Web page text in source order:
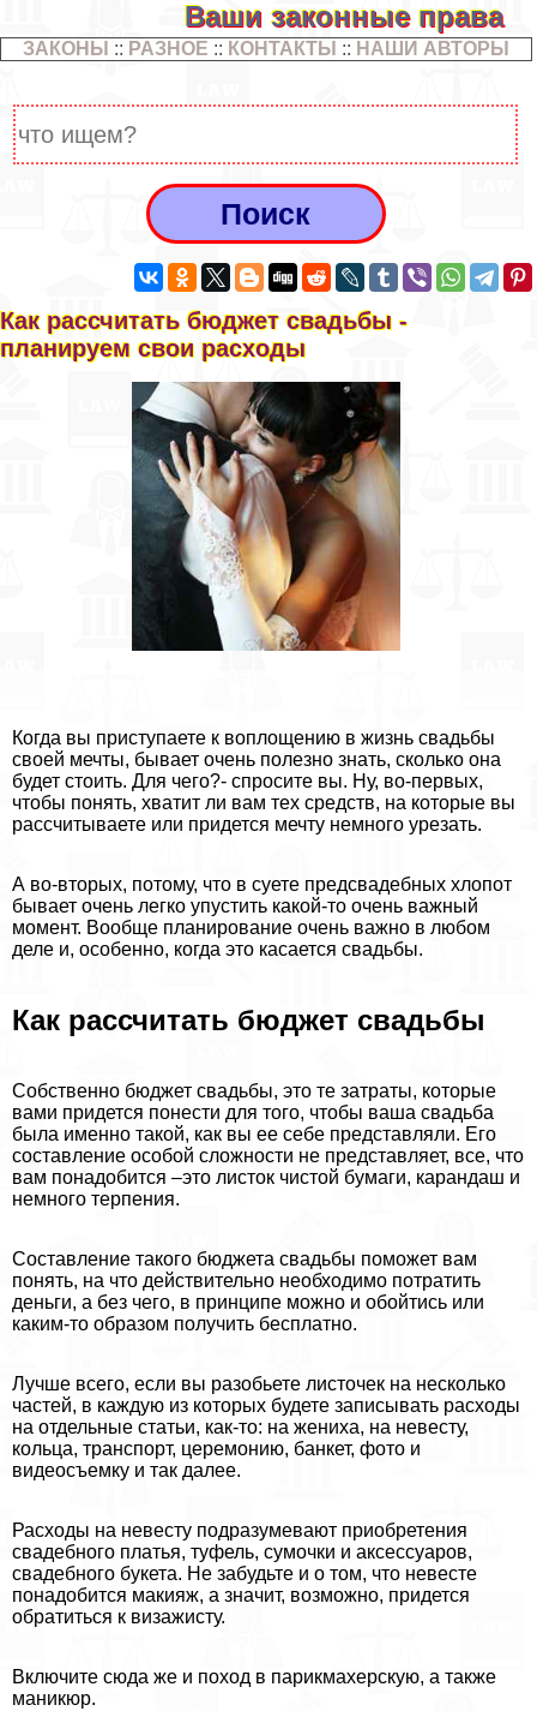
Ваши законные права
ЗАКОНЫ :: РАЗНОЕ :: КОНТАКТЫ :: НАШИ АВТОРЫ
Как рассчитать бюджет свадьбы -
планируем свои расходы
Когда вы приступаете к воплощению в жизнь свадьбы
своей мечты, бывает очень полезно знать, сколько она
будет стоить. Для чего?- спросите вы. Ну, во-первых,
чтобы понять, хватит ли вам тех средств, на которые вы
рассчитываете или придется мечту немного урезать.
А во-вторых, потому, что в суете предсвадебных хлопот
бывает очень легко упустить какой-то очень важный
момент. Вообще планирование очень важно в любом
деле и, особенно, когда это касается свадьбы.
Как рассчитать бюджет свадьбы
Собственно бюджет свадьбы, это те затраты, которые
вами придется понести для того, чтобы ваша свадьба
была именно такой, как вы ее себе представляли. Его
составление особой сложности не представляет, все, что
вам понадобится –это листок чистой бумаги, карандаш и
немного терпения.
Составление такого бюджета свадьбы поможет вам
понять, на что действительно необходимо потратить
деньги, а без чего, в принципе можно и обойтись или
каким-то образом получить бесплатно.
Лучше всего, если вы разобьете листочек на несколько
частей, в каждую из которых будете записывать расходы
на отдельные статьи, как-то: на жениха, на невесту,
кольца, трaнcпорт, церемонию, банкет, фото и
видеосъемку и так далее.
Расходы на невесту подразумевают приобретения
свадебного платья, туфель, сумочки и аксессуаров,
свадебного букета. Не забудьте и о том, что невесте
понадобится макияж, а значит, возможно, придется
обратиться к визажисту.
Включите сюда же и поход в парикмахерскую, а также
маникюр.